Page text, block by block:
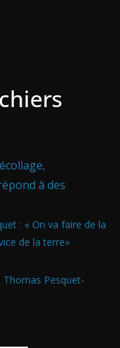
à des
: « On va faire de la
de la terre»
Thomas Pesquet-